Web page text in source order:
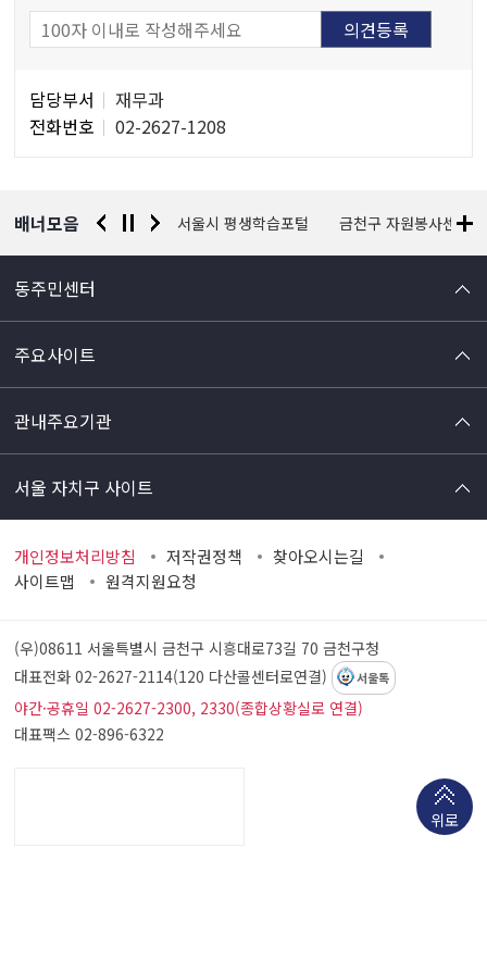
당
자
담당부서
재무과
전화번호
02-2627-1208
배너모음
찰청 유실물 통합포털 서울시 평생학습포털 금천구 자원봉사센터
동주민센터
주요사이트
관내주요기관
서울 자치구 사이트
개인정보처리방침 저작권정책
찾아오시는길
사이트맵
원격지원요청
위로
(우)08611 서울특별시 금천구 시흥대로73길 70금천구청
대표전화 02-2627-2114(120 다산콜센터로연결)
서울톡
야간·공휴일 02-2627-2300, 2330(종합상황실로 연결)
대표팩스 02-896-6322